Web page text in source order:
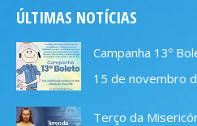
opens
in
new
window
opens
in
new
window
opens
in
new
window
opens
new
window
ÚLTIMAS NOTÍCIAS
Campanha 13º
15 de novembro
Terço da